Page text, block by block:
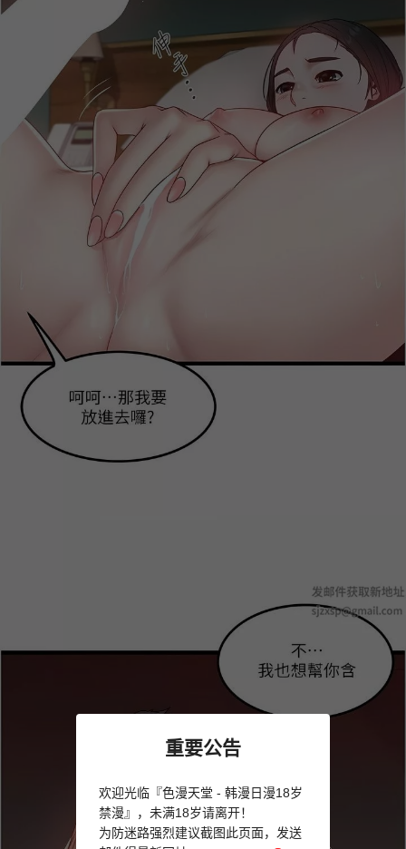
重要公告
欢迎光临『色漫天堂 - 韩漫日漫18岁
禁漫』，未满18岁请离开！
为防迷路强烈建议截图此页面，发送